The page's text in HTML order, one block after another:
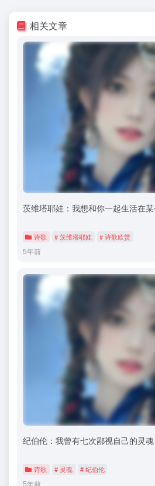
相关文章
茨维塔耶娃：我想和你一起生活在
诗歌 # 茨维塔耶娃 # 诗歌欣赏
5年前
纪伯伦：我曾有七次鄙视自己的灵魂
诗歌 # 灵魂 # 纪伯伦
5年前